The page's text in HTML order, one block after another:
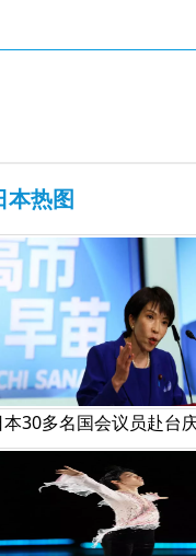
本热图